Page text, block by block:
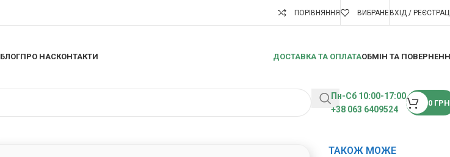
ПОРІВНЯННЯ ВИБРАНЕВХІД /
БЛОГПРО НАСКОНТАКТИ ДОСТАВКА ТА ОПЛАТАОБМІН ТА
Пн-Сб 10:00-17:00
+38 063 6409524
0 ГРН
ТАКОЖ МОЖЕ